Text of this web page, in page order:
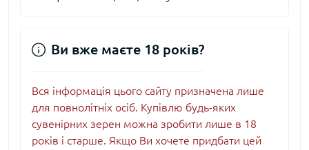
Ви вже маєте 18 років?
Вся інформація цього сайту призначена лише
для повнолітніх осіб. Купівлю будь-яких
сувенірних зерен можна зробити лише в 18
років і старше. Якщо Ви хочете придбати цей